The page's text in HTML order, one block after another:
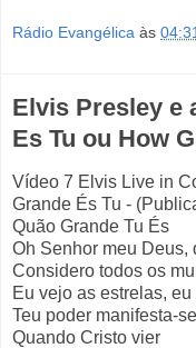
Rádio Evangélica às 04:31
Elvis Presley e
Es Tu ou How
Vídeo 7 Elvis Live in
Grande És Tu -
Quão Grande Tu És
Oh Senhor meu
Considero todos os
Eu vejo as estrelas,
Teu poder manifesta-
Quando Cristo vier